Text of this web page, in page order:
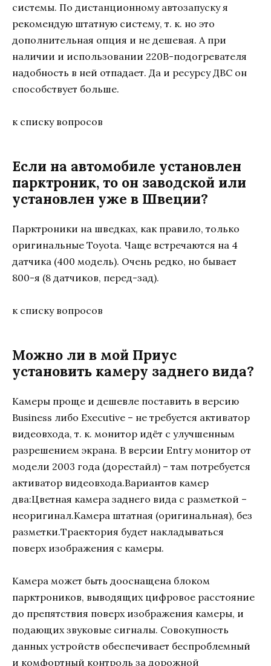
системы. По дистанционному автозапуску я
рекомендую штатную систему, т. к. но это
дополнительная опция и не дешевая. А при
наличии и использовании 220В-подогревателя
надобность в ней отпадает. Да и ресурсу ДВС он
способствует больше.
к списку вопросов
Если на автомобиле установлен
парктроник, то он заводской или
установлен уже в Швеции?
Парктроники на шведках, как правило, только
оригинальные Toyota. Чаще встречаются на 4
датчика (400 модель). Очень редко, но бывает
800-я (8 датчиков, перед-зад).
к списку вопросов
Можно ли в мой Приус
установить камеру заднего вида?
Камеры проще и дешевле поставить в версию
Business либо Executive – не требуется активатор
видеовхода, т. к. монитор идёт с улучшенным
разрешением экрана. В версии Entry монитор от
модели 2003 года (дорестайл) – там потребуется
активатор видеовхода.Вариантов камер
два:Цветная камера заднего вида с разметкой –
неоригинал.Камера штатная (оригинальная), без
разметки.Траектория будет накладываться
поверх изображения с камеры.
Камера может быть дооснащена блоком
парктроников, выводящих цифровое расстояние
до препятствия поверх изображения камеры, и
подающих звуковые сигналы. Совокупность
данных устройств обеспечивает беспроблемный
и комфортный контроль за дорожной